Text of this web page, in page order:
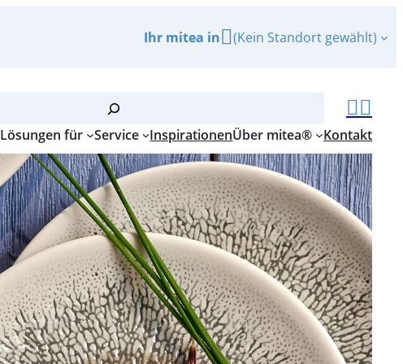
Ihr mitea in (Kein Standort gewählt)
Lösungen für Service InspirationenÜber mitea® Kontakt